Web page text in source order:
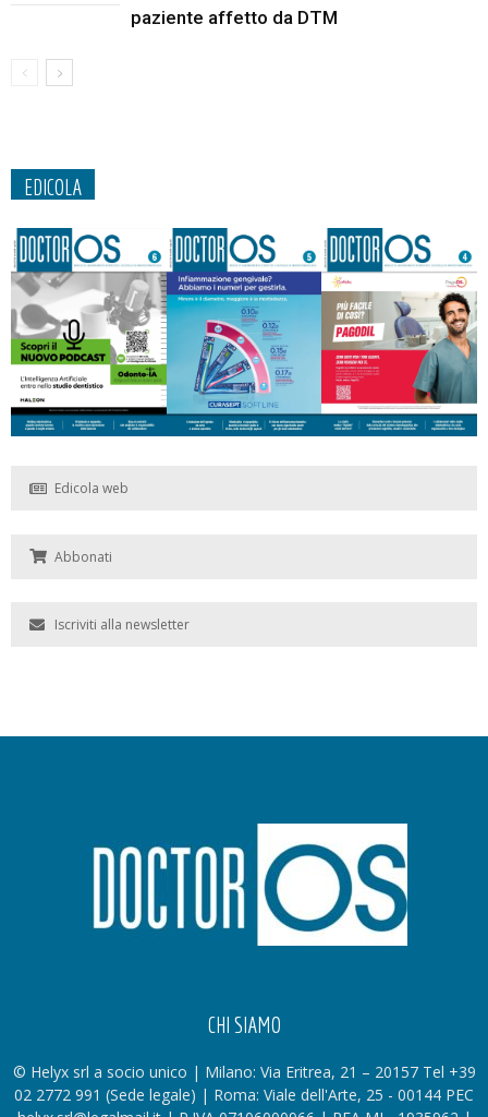
paziente affetto da DTM
EDICOLA
Edicola web
Abbonati
Iscriviti alla newsletter
CHI SIAMO
© Helyx srl a socio unico | Milano: Via Eritrea, 21 – 20157 Tel +39
02 2772 991 (Sede legale) | Roma: Viale dell'Arte, 25 - 00144 PEC